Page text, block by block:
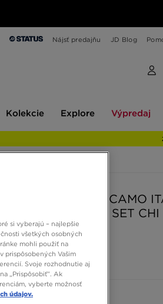
Nájsť predajňu JD Blog
Kolekcie Explore Výpredaj
ADIDAS TRIČKO CAMO
TRIČKO/SHORTS SET CHI
40,00 €
Dostupné farby
si vyberajú – najlepšie
všetkých osobných
mohli použiť na
prispôsobených Vašim
Svoje rozhodnutie aj
„Prispôsobiť”. Ak
vyberte možnosť
údajov.